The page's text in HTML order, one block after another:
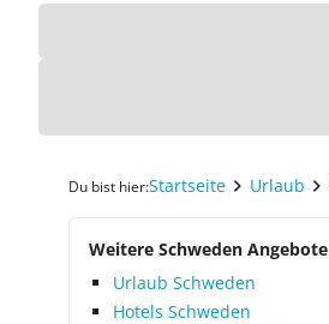
Du bist hier:Startseite Urlaub
Weitere Schweden Angebote
Urlaub Schweden
Hotels Schweden